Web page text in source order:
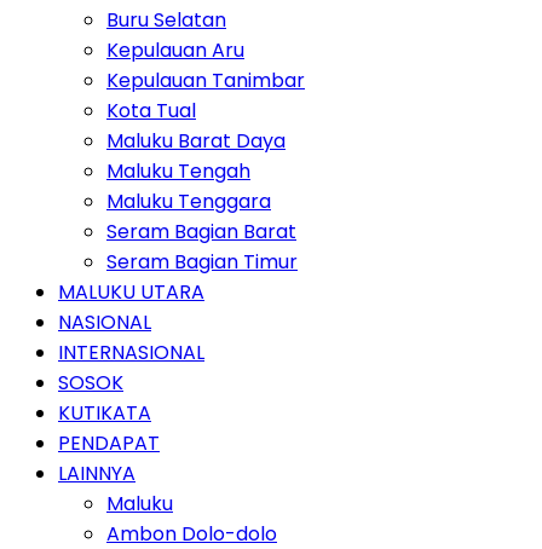
Buru Selatan
Kepulauan Aru
Kepulauan Tanimbar
Kota Tual
Maluku Barat Daya
Maluku Tengah
Maluku Tenggara
Seram Bagian Barat
Seram Bagian Timur
MALUKU UTARA
NASIONAL
INTERNASIONAL
SOSOK
KUTIKATA
PENDAPAT
LAINNYA
Maluku
Ambon Dolo-dolo